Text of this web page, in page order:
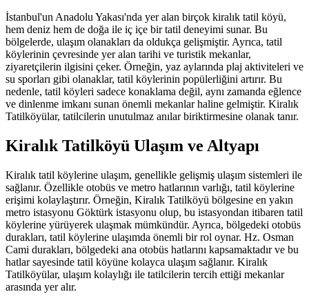
İstanbul'un Anadolu Yakası'nda yer alan birçok kiralık tatil köyü,
hem deniz hem de doğa ile iç içe bir tatil deneyimi sunar. Bu
bölgelerde, ulaşım olanakları da oldukça gelişmiştir. Ayrıca, tatil
köylerinin çevresinde yer alan tarihi ve turistik mekanlar,
ziyaretçilerin ilgisini çeker. Örneğin, yaz aylarında plaj aktiviteleri ve
su sporları gibi olanaklar, tatil köylerinin popülerliğini artırır. Bu
nedenle, tatil köyleri sadece konaklama değil, aynı zamanda eğlence
ve dinlenme imkanı sunan önemli mekanlar haline gelmiştir. Kiralık
Tatilköyülar, tatilcilerin unutulmaz anılar biriktirmesine olanak tanır.
Kiralık Tatilköyü Ulaşım ve Altyapı
Kiralık tatil köylerine ulaşım, genellikle gelişmiş ulaşım sistemleri ile
sağlanır. Özellikle otobüs ve metro hatlarının varlığı, tatil köylerine
erişimi kolaylaştırır. Örneğin, Kiralık Tatilköyü bölgesine en yakın
metro istasyonu Göktürk istasyonu olup, bu istasyondan itibaren tatil
köylerine yürüyerek ulaşmak mümkündür. Ayrıca, bölgedeki otobüs
durakları, tatil köylerine ulaşımda önemli bir rol oynar. Hz. Osman
Cami durakları, bölgedeki ana otobüs hatlarını kapsamaktadır ve bu
hatlar sayesinde tatil köyüne kolayca ulaşım sağlanır. Kiralık
Tatilköyülar, ulaşım kolaylığı ile tatilcilerin tercih ettiği mekanlar
arasında yer alır.